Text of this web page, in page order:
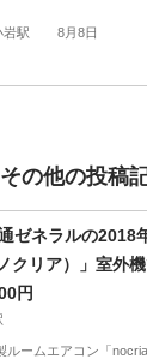
岩駅 8月8日
の他の投稿
ゼネラルの2018
クリア）」室外
値下げしました。
円
ルームエアコン「